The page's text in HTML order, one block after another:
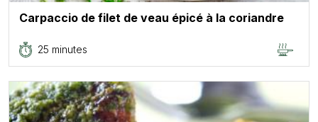
Carpaccio de filet de veau épicé à la coriandre
25 minutes